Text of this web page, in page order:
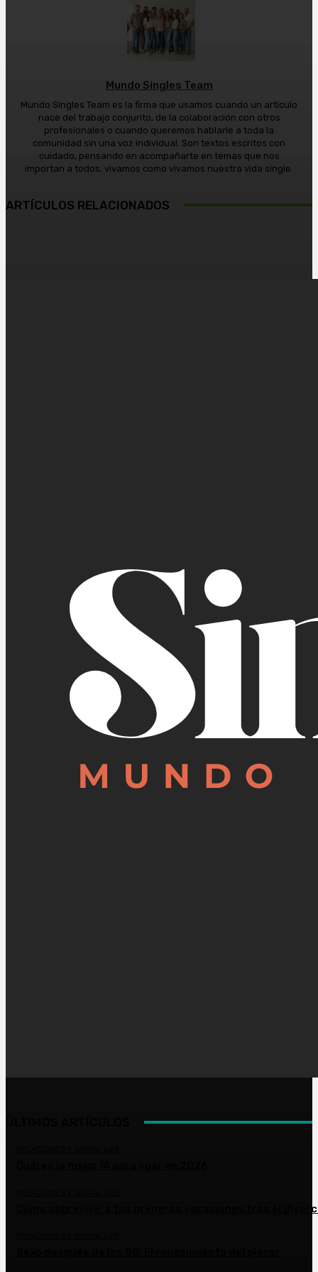
Mundo Singles Team
Mundo Singles Team es la firma que usamos cuando un artículo
nace del trabajo conjunto, de la colaboración con otros
profesionales o cuando queremos hablarle a toda la
comunidad sin una voz individual. Son textos escritos con
cuidado, pensando en acompañarte en temas que nos
importan a todos, vivamos como vivamos nuestra vida single.
ARTÍCULOS RELACIONADOS
Cómo sobrevivir a tus primeras vacaciones tras el